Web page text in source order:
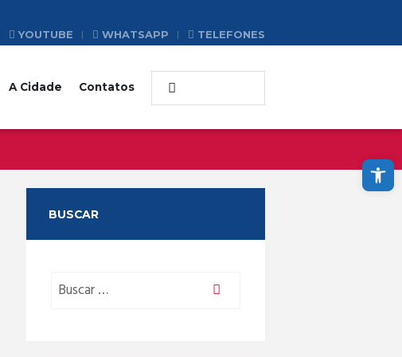
Abrir a barra de ferramentas
YOUTUBE WHATSAPP TELEFONES
A Cidade Contatos
BUSCAR